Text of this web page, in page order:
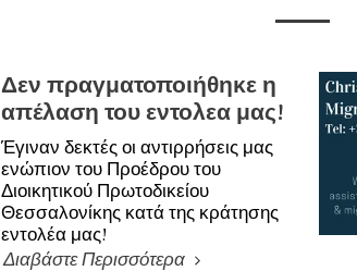
Δεν πραγματοποιήθηκε η
απέλαση του εντολεα μας!
Έγιναν δεκτές οι αντιρρήσεις μας
ενώπιον του Προέδρου του
Διοικητικού Πρωτοδικείου
Θεσσαλονίκης κατά της κράτησης
εντολέα μας!
Διαβάστε Περισσότερα